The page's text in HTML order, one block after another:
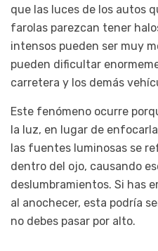
que las luces de los autos
farolas parezcan tener
intensos pueden ser muy
pueden dificultar
carretera y los demás
Este fenómeno ocurre
la luz, en lugar de
las fuentes luminosas se
dentro del ojo, causando
deslumbramientos. Si has
al anochecer, esta podría
no debes pasar por alto.